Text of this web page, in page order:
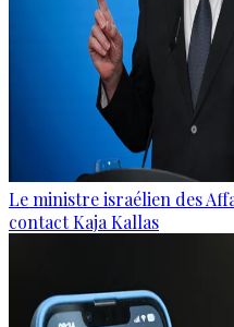
Le ministre israélien des
contact Kaja Kallas